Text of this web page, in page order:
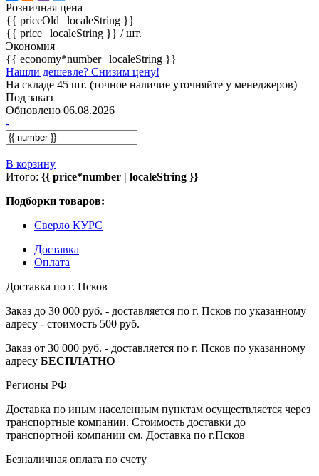
Розничная цена
{{ priceOld | localeString }}
{{ price | localeString }} / шт.
Экономия
{{ economy*number | localeString }}
Нашли дешевле? Снизим цену!
На складе 45 шт. (точное наличие уточняйте у менеджеров)
Под заказ
Обновлено 06.08.2026
-
+
В корзину
Итого: {{ price*number | localeString }}
Подборки товаров:
Сверло КУРС
Доставка
Оплата
Доставка по г. Псков
Заказ до 30 000 руб. - доставляется по г. Псков по указанному
адресу - стоимость 500 руб.
Заказ от 30 000 руб. - доставляется по г. Псков по указанному
адресу БЕСПЛАТНО
Регионы РФ
Доставка по иным населенным пунктам осуществляется через
транспортные компании. Стоимость доставки до
транспортной компании см. Доставка по г.Псков
Безналичная оплата по счету